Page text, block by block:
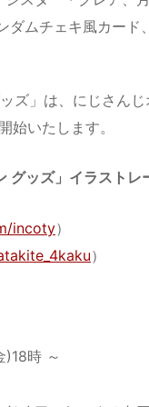
ダムチェキ風カー
ズ」は、にじさん
いたします。
グッズ」イラストレ
incoty）
）
)18時 ～